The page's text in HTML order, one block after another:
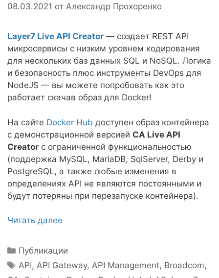
08.03.2021 от Александр Прохоренко
Layer7 Live API Creator — создает REST API
микросервисы с низким уровнем кодирования
для нескольких баз данных SQL и NoSQL. Логика
и безопасность плюс инструменты DevOps для
NodeJS — вы можете попробовать как это
работает скачав образ для Docker!
На сайте Docker Hub доступен образ контейнера
с демонстрационной версией CA Live API
Creator с ограниченной функциональностью
(поддержка MySQL, MariaDB, SqlServer, Derby и
PostgreSQL, а также любые изменения в
определениях API не являются постоянными и
будут потеряны при перезапуске контейнера).
Читать далее
Рубрики
Публикации
Метки
API,API Gateway,API Management, Broadcom,